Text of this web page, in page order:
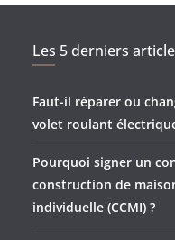
Les 5 derniers
Faut-il réparer ou
volet roulant
Pourquoi signer un
construction de
individuelle (CCMI) ?